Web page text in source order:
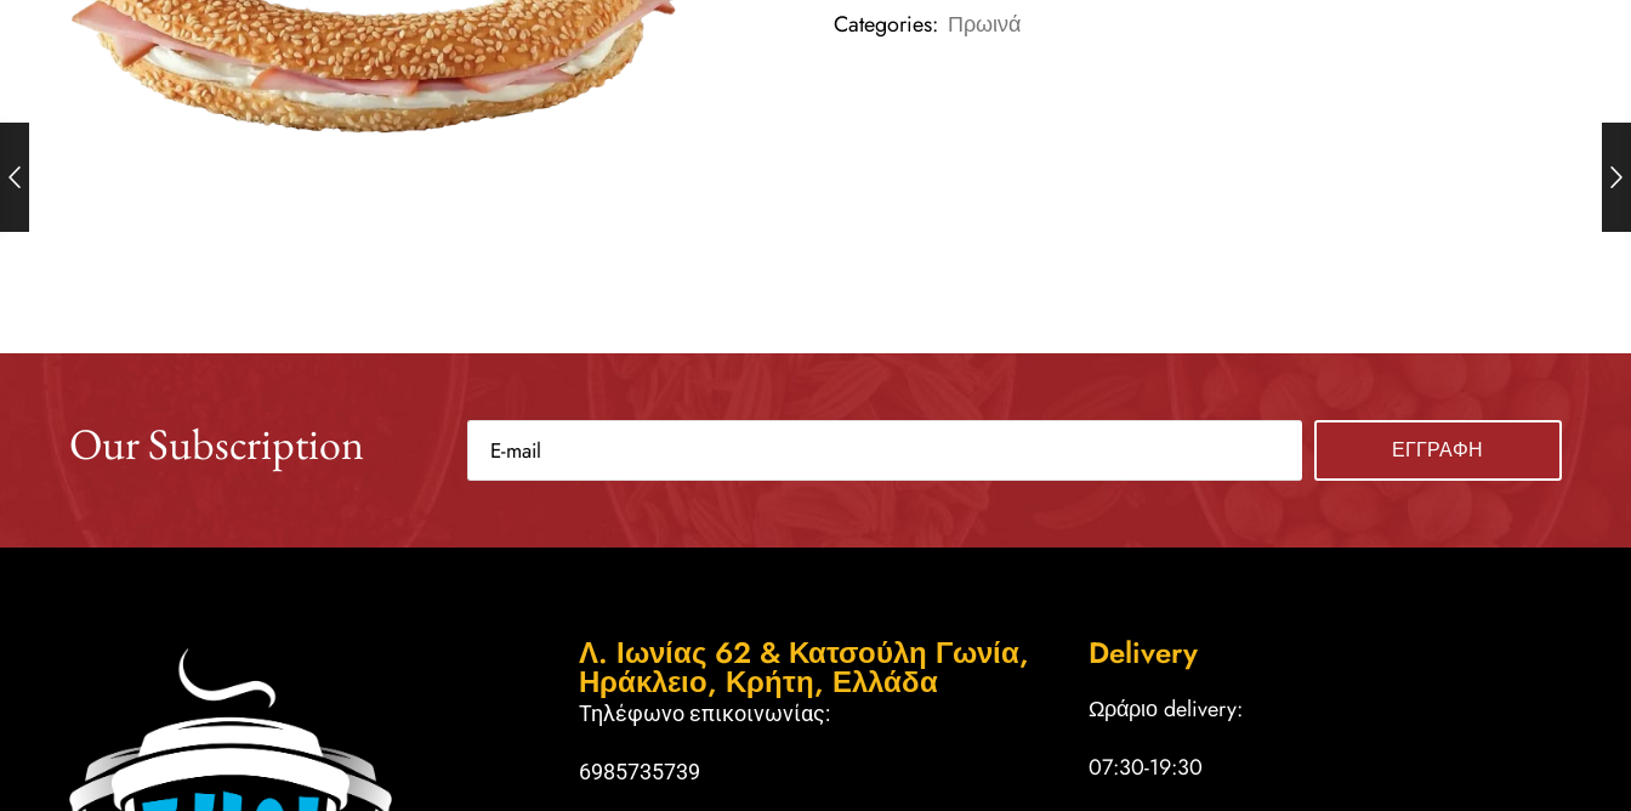
Categories: Πρωινά
Our Subscription
Λ. Ιωνίας 62 & Κατσούλη Γωνία,
Ηράκλειο, Κρήτη, Ελλάδα
Τηλέφωνο επικοινωνίας:
6985735739
Delivery
Ωράριο delivery:
07:30-19:30